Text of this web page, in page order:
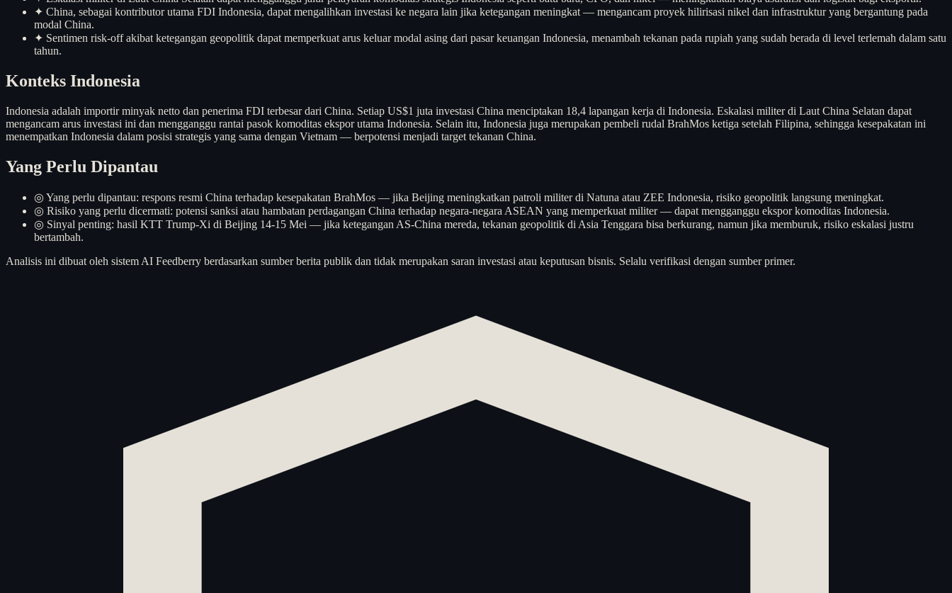
✦ China, sebagai kontributor utama FDI Indonesia, dapat mengalihkan investasi ke negara lain jika ketegangan meningkat — mengancam proyek hilirisasi nikel dan infrastruktur yang bergantung pada
modal China.
✦ Sentimen risk-off akibat ketegangan geopolitik dapat memperkuat arus keluar modal asing dari pasar keuangan Indonesia, menambah tekanan pada rupiah yang sudah berada di level terlemah dalam satu
tahun.
Konteks Indonesia
Indonesia adalah importir minyak netto dan penerima FDI terbesar dari China. Setiap US$1 juta investasi China menciptakan 18,4 lapangan kerja di Indonesia. Eskalasi militer di Laut China Selatan dapat
mengancam arus investasi ini dan mengganggu rantai pasok komoditas ekspor utama Indonesia. Selain itu, Indonesia juga merupakan pembeli rudal BrahMos ketiga setelah Filipina, sehingga kesepakatan ini
menempatkan Indonesia dalam posisi strategis yang sama dengan Vietnam — berpotensi menjadi target tekanan China.
Yang Perlu Dipantau
◎ Yang perlu dipantau: respons resmi China terhadap kesepakatan BrahMos — jika Beijing meningkatkan patroli militer di Natuna atau ZEE Indonesia, risiko geopolitik langsung meningkat.
◎ Risiko yang perlu dicermati: potensi sanksi atau hambatan perdagangan China terhadap negara-negara ASEAN yang memperkuat militer — dapat mengganggu ekspor komoditas Indonesia.
◎ Sinyal penting: hasil KTT Trump-Xi di Beijing 14-15 Mei — jika ketegangan AS-China mereda, tekanan geopolitik di Asia Tenggara bisa berkurang, namun jika memburuk, risiko eskalasi justru
bertambah.
Analisis ini dibuat oleh sistem AI Feedberry berdasarkan sumber berita publik dan tidak merupakan saran investasi atau keputusan bisnis. Selalu verifikasi dengan sumber primer.